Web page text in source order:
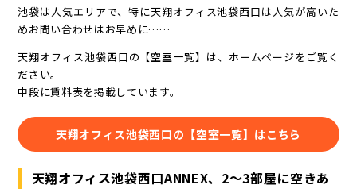
池袋は人気エリアで、特に天翔オフィス池袋西口は人気が高いた
めお問い合わせはお早めに……
天翔オフィス池袋西口の【空室一覧】は、ホームページをご覧く
ださい。
中段に賃料表を掲載しています。
天翔オフィス池袋西口の【空室一覧】はこちら
天翔オフィス池袋西口ANNEX、2～3部屋に空きあ